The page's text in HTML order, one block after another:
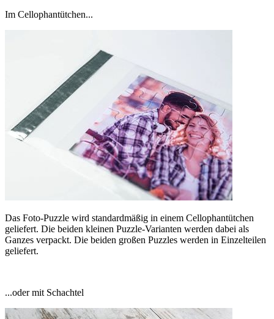
Im Cellophantütchen...
Das Foto-Puzzle wird standardmäßig in einem Cellophantütchen
geliefert. Die beiden kleinen Puzzle-Varianten werden dabei als
Ganzes verpackt. Die beiden großen Puzzles werden in Einzelteilen
geliefert.
...oder mit Schachtel